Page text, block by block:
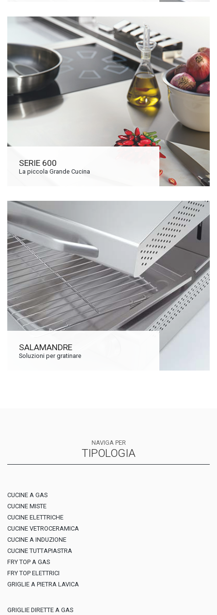
SERIE 600
La piccola Grande Cucina
SALAMANDRE
Soluzioni per gratinare
NAVIGA PER
TIPOLOGIA
CUCINE A GAS
CUCINE MISTE
CUCINE ELETTRICHE
CUCINE VETROCERAMICA
CUCINE A INDUZIONE
CUCINE TUTTAPIASTRA
FRY TOP A GAS
FRY TOP ELETTRICI
GRIGLIE A PIETRA LAVICA
GRIGLIE DIRETTE A GAS